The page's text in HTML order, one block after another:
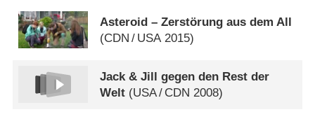
Asteroid – Zerstörung aus dem All
(CDN / USA 2015)
Jack & Jill gegen den Rest der
Welt (USA/ CDN 2008)